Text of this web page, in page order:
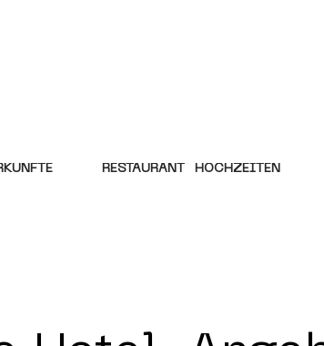
RESTAURANT HOCHZEITEN